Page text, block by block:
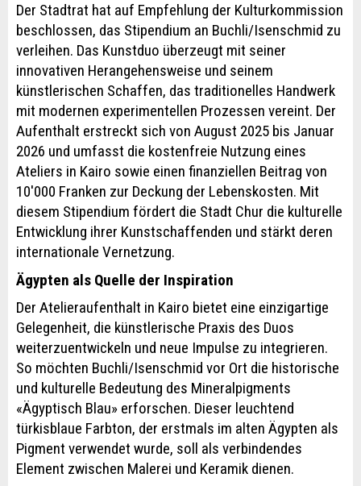
Der Stadtrat hat auf Empfehlung der Kulturkommission
beschlossen, das Stipendium an Buchli/Isenschmid zu
verleihen. Das Kunstduo überzeugt mit seiner
innovativen Herangehensweise und seinem
künstlerischen Schaffen, das traditionelles Handwerk
mit modernen experimentellen Prozessen vereint. Der
Aufenthalt erstreckt sich von August 2025 bis Januar
2026 und umfasst die kostenfreie Nutzung eines
Ateliers in Kairo sowie einen finanziellen Beitrag von
10'000 Franken zur Deckung der Lebenskosten. Mit
diesem Stipendium fördert die Stadt Chur die kulturelle
Entwicklung ihrer Kunstschaffenden und stärkt deren
internationale Vernetzung.
Ägypten als Quelle der Inspiration
Der Atelieraufenthalt in Kairo bietet eine einzigartige
Gelegenheit, die künstlerische Praxis des Duos
weiterzuentwickeln und neue Impulse zu integrieren.
So möchten Buchli/Isenschmid vor Ort die historische
und kulturelle Bedeutung des Mineralpigments
«Ägyptisch Blau» erforschen. Dieser leuchtend
türkisblaue Farbton, der erstmals im alten Ägypten als
Pigment verwendet wurde, soll als verbindendes
Element zwischen Malerei und Keramik dienen.